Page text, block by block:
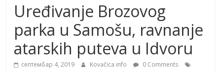
Uređivanje Brozovog
parka u Samošu, ravnanje
atarskih puteva u Idvoru
септембар 4, 2019 Kovačica info
0 Comments